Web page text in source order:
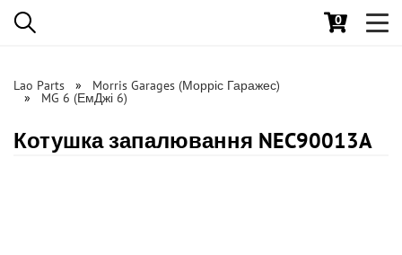
0
Lao Parts Morris Garages (Морріс Гаражес)
MG 6 (ЕмДжі 6)
Котушка запалювання NEC90013A